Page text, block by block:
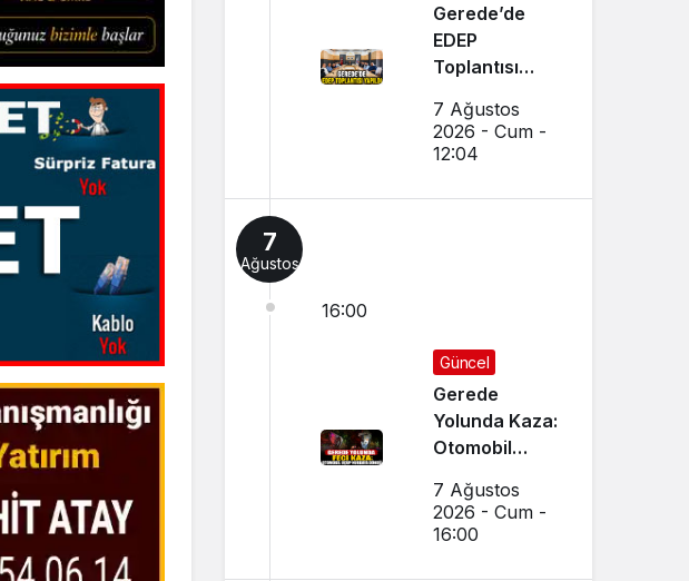
Gerede’de
EDEP
Toplantısı
7 Ağustos
2026 - Cum -
12:04
7
Ağustos
16:00
Güncel
Gerede
Yolunda Kaza:
Otomobil
Hurdaya
Döndü
7 Ağustos
2026 - Cum -
16:00